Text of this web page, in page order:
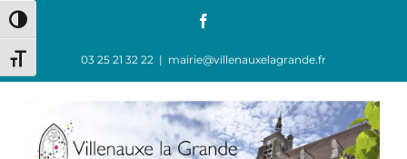
Passer en contraste élevé
Changer la taille de la police
Passer
au
03 25 21 32 22 | mairie@villenauxelagrande.fr